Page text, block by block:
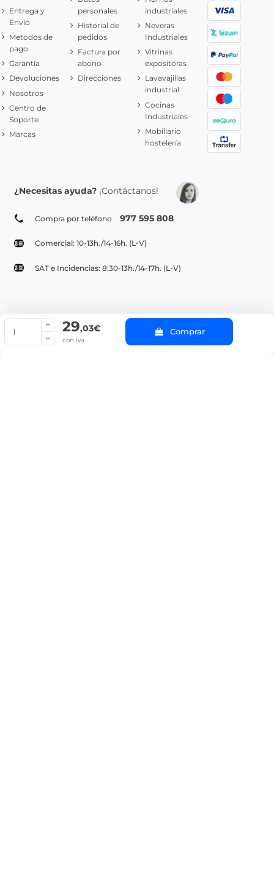
29,03€
con iva
Comprar
Entrega y
Envío
Metodos de
pago
Garantía
Devoluciones
Nosotros
Centro de
Soporte
Marcas
personales
Historial de
pedidos
Factura por
abono
Direcciones
industriales
Neveras
Industriales
Vitrinas
expositoras
Lavavajillas
industrial
Cocinas
Industriales
Mobiliario
hostelería
¿Necesitas ayuda? ¡Contáctanos!
Compra por teléfono 977 595 808
Comercial: 10-13h./14-16h. (L-V)
SAT e Incidencias: 8:30-13h./14-17h. (L-V)
© Copyright 2022 PepeBar.com |
Aviso legal y
Condiciones generales de compra |
Blog